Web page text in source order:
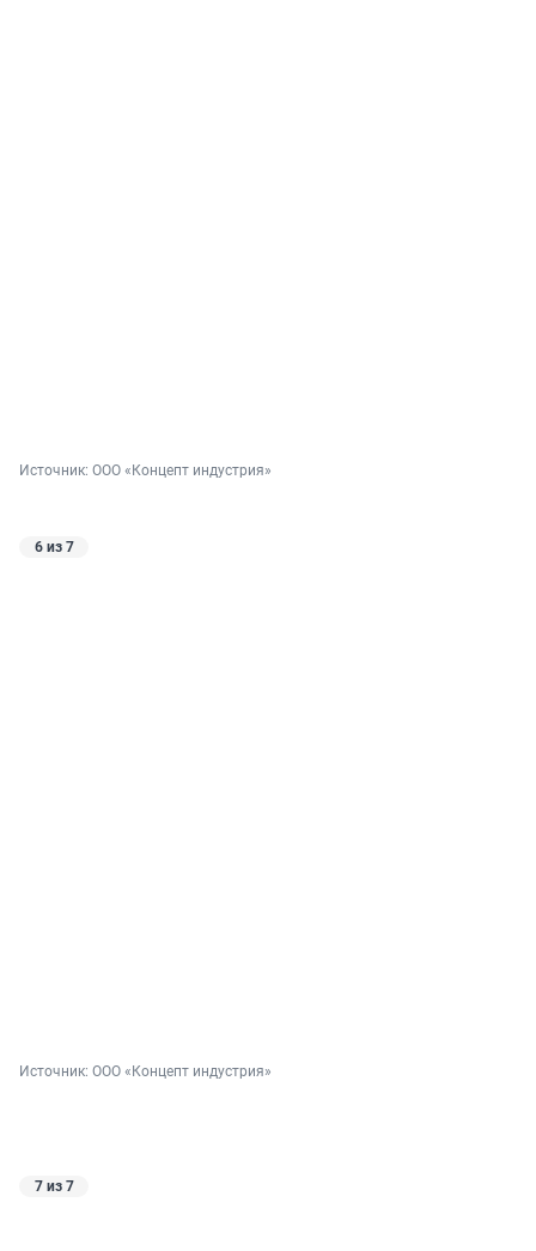
Источник: ООО «Концепт индустрия»
6 из 7
Источник: ООО «Концепт индустрия»
7 из 7